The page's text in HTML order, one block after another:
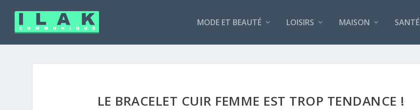
MODE ET BEAUTÉ LOISIRS MAISON SANTÉ
LE BRACELET CUIR FEMME EST TROP TENDANCE !